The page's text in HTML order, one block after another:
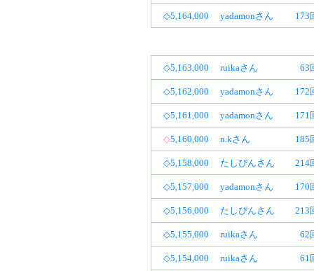
◇5,164,000 yadamonさん 173
◇5,163,000 ruikaさん 63
◇5,162,000 yadamonさん 172
◇5,161,000 yadamonさん 171
◇5,160,000 n.kさん 185
◇5,158,000 たしぴんさん 214
◇5,157,000 yadamonさん 170
◇5,156,000 たしぴんさん 213
◇5,155,000 ruikaさん 62
◇5,154,000 ruikaさん 61